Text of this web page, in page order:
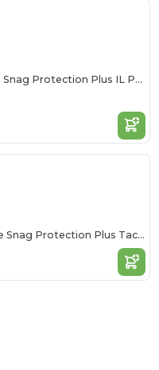
Men's Advantage Snag Protection Plus IL Pocket Polo
Ladies Advantage Snag Protection Plus Tactical Polo